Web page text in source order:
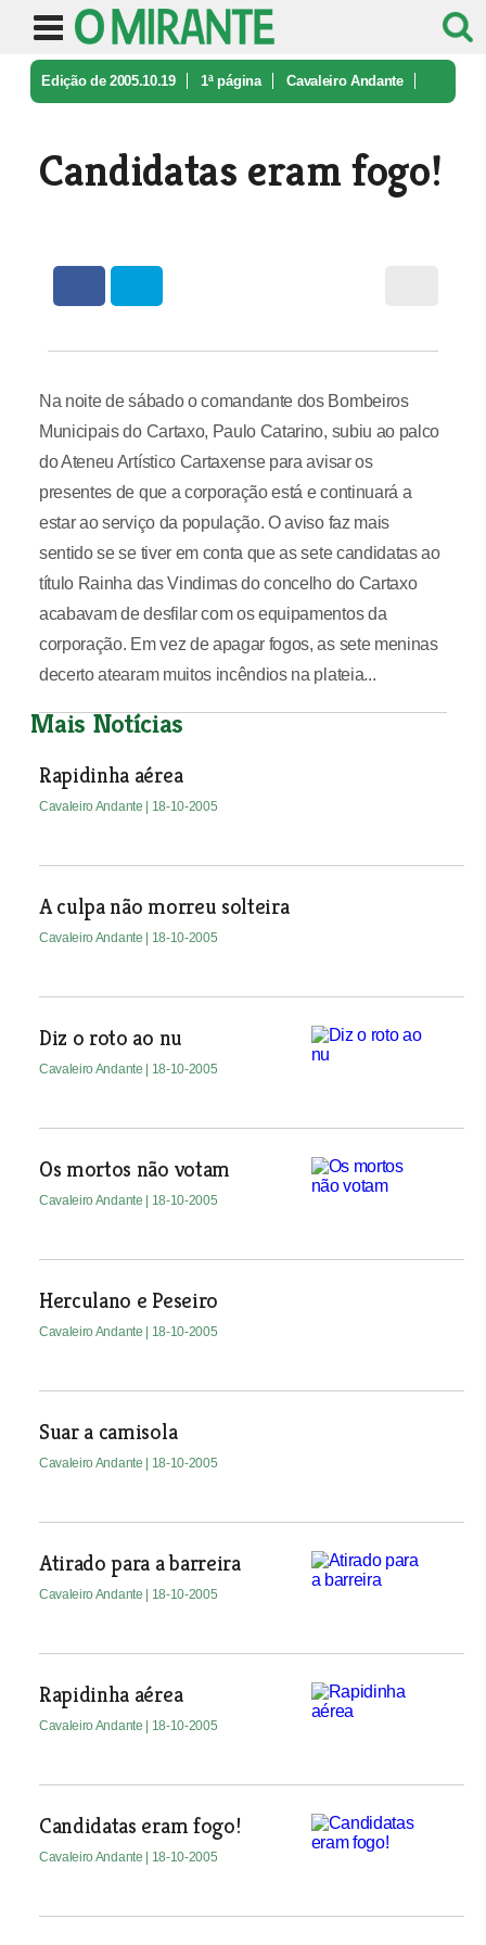
Edição de 2005.10.19 1ª página Cavaleiro Andante
Candidatas eram fogo!
Na noite de sábado o comandante dos Bombeiros
Municipais do Cartaxo, Paulo Catarino, subiu ao palco
do Ateneu Artístico Cartaxense para avisar os
presentes de que a corporação está e continuará a
estar ao serviço da população. O aviso faz mais
sentido se se tiver em conta que as sete candidatas ao
título Rainha das Vindimas do concelho do Cartaxo
acabavam de desfilar com os equipamentos da
corporação. Em vez de apagar fogos, as sete meninas
decerto atearam muitos incêndios na plateia...
Mais Notícias
Rapidinha aérea
Cavaleiro Andante | 18-10-2005
A culpa não morreu solteira
Cavaleiro Andante | 18-10-2005
Diz o roto ao nu
Cavaleiro Andante | 18-10-2005
Os mortos não votam
Cavaleiro Andante | 18-10-2005
Herculano e Peseiro
Cavaleiro Andante | 18-10-2005
Suar a camisola
Cavaleiro Andante | 18-10-2005
Atirado para a barreira
Cavaleiro Andante | 18-10-2005
Rapidinha aérea
Cavaleiro Andante | 18-10-2005
Candidatas eram fogo!
Cavaleiro Andante | 18-10-2005